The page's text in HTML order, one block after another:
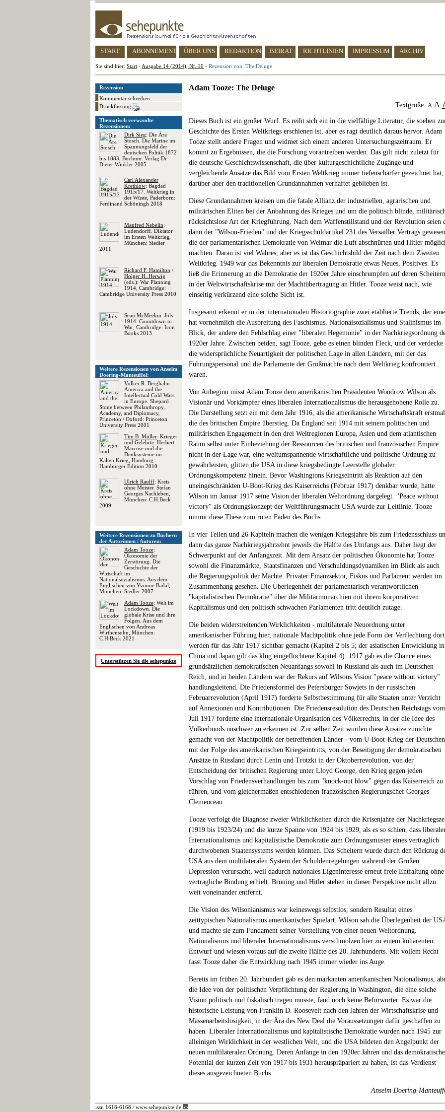
START ABONNEMENT ÜBER UNS REDAKTION BEIRAT RICHTLINIEN IMPRESSUM ARCHIV
Sie sind hier: Start - Ausgabe 14 (2014), Nr. 10 - Rezension von: The Deluge
Rezension
Kommentar schreiben
Druckfassung
Thematisch verwandte
Rezensionen:
Dirk Sieg: Die Ära
Stosch. Die Marine im
Spannungsfeld der
deutschen Politik 1872
bis 1883, Bochum: Verlag Dr.
Dieter Winkler 2005
Carl Alexander
Krethlow: Bagdad
1915/17. Weltkrieg in
der Wüste, Paderborn:
Ferdinand Schöningh 2018
Manfred Nebelin:
Ludendorff. Diktator
im Ersten Weltkrieg,
München: Siedler
2011
Richard F. Hamilton /
Holger H. Herwig
(eds.): War Planning
1914, Cambridge:
Cambridge University Press 2010
Sean McMeekin: July
1914. Countdown to
War, Cambridge: Icon
Books 2013
Weitere Rezensionen von Anselm
Doering-Manteuffel:
Volker R. Berghahn:
America and the
Intellectual Cold Wars
in Europe. Shepard
Stone between Philanthropy,
Academy, and Diplomacy,
Princeton / Oxford: Princeton
University Press 2001
Tim B. Müller: Krieger
und Gelehrte. Herbert
Marcuse und die
Denksysteme im
Kalten Krieg, Hamburg:
Hamburger Edition 2010
Ulrich Raulff: Kreis
ohne Meister. Stefan
Georges Nachleben,
München: C.H.Beck
2009
Weitere Rezensionen zu Büchern
der Autorinnen / Autoren:
Adam Tooze:
Ökonomie der
Zerstörung. Die
Geschichte der
Wirtschaft im
Nationalsozialismus. Aus dem
Englischen von Yvonne Badal,
München: Siedler 2007
Adam Tooze: Welt im
Lockdown. Die
globale Krise und ihre
Folgen. Aus dem
Englischen von Andreas
Wirthensohn, München:
C.H.Beck 2021
Unterstützen Sie die sehepunkte
Adam Tooze: The Deluge
Textgröße: A A
Dieses Buch ist ein großer Wurf. Es reiht sich ein in die vielfältige Literatur, die soeben
Geschichte des Ersten Weltkriegs erschienen ist, aber es ragt deutlich daraus hervor. Adam
Tooze stellt andere Fragen und widmet sich einem anderen Untersuchungszeitraum. Er
kommt zu Ergebnissen, die die Forschung vorantreiben werden. Das gilt nicht zuletzt für
die deutsche Geschichtswissenschaft, die über kulturgeschichtliche Zugänge und
vergleichende Ansätze das Bild vom Ersten Weltkrieg immer tiefenschärfer gezeichnet hat,
darüber aber den traditionellen Grundannahmen verhaftet geblieben ist.
Diese Grundannahmen kreisen um die fatale Allianz der industriellen, agrarischen und
militärischen Eliten bei der Anbahnung des Krieges und um die politisch blinde,
rücksichtslose Art der Kriegführung. Nach dem Waffenstillstand und der Revolution seien
dann der "Wilson-Frieden" und der Kriegsschuldartikel 231 des Versailler Vertrags
die der parlamentarischen Demokratie von Weimar die Luft abschnürten und Hitler
machten. Daran ist viel Wahres, aber es ist das Geschichtsbild der Zeit nach dem Zweiten
Weltkrieg. 1949 war das Bekenntnis zur liberalen Demokratie etwas Neues, Positives. Es
ließ die Erinnerung an die Demokratie der 1920er Jahre einschrumpfen auf deren Scheitern
in der Weltwirtschaftskrise mit der Machtübertragung an Hitler. Tooze weist nach, wie
einseitig verkürzend eine solche Sicht ist.
Insgesamt erkennt er in der internationalen Historiographie zwei etablierte Trends; der eine
hat vornehmlich die Ausbreitung des Faschismus, Nationalsozialismus und Stalinismus im
Blick, der andere den Fehlschlag einer "liberalen Hegemonie" in der Nachkriegsordnung
1920er Jahre. Zwischen beiden, sagt Tooze, gebe es einen blinden Fleck, und der verdecke
die widersprüchliche Neuartigkeit der politischen Lage in allen Ländern, mit der das
Führungspersonal und die Parlamente der Großmächte nach dem Weltkrieg konfrontiert
waren.
Von Anbeginn misst Adam Tooze dem amerikanischen Präsidenten Woodrow Wilson als
Visionär und Vorkämpfer eines liberalen Internationalismus die herausgehobene Rolle zu.
Die Darstellung setzt ein mit dem Jahr 1916, als die amerikanische Wirtschaftskraft
die des britischen Empire überstieg. Da England seit 1914 mit seinem politischen und
militärischen Engagement in den drei Weltregionen Europa, Asien und dem atlantischen
Raum selbst unter Einbeziehung der Ressourcen des britischen und französischen Empire
nicht in der Lage war, eine weltumspannende wirtschaftliche und politische Ordnung zu
gewährleisten, glitten die USA in diese kriegsbedingte Leerstelle globaler
Ordnungskompetenz hinein. Bevor Washingtons Kriegseintritt als Reaktion auf den
uneingeschränkten U-Boot-Krieg des Kaiserreichs (Februar 1917) denkbar wurde, hatte
Wilson im Januar 1917 seine Vision der liberalen Weltordnung dargelegt. "Peace without
victory" als Ordnungskonzept der Weltführungsmacht USA wurde zur Leitlinie. Tooze
nimmt diese These zum roten Faden des Buchs.
In vier Teilen und 26 Kapiteln machen die wenigen Kriegsjahre bis zum Friedensschluss
dann das ganze Nachkriegsjahrzehnt jeweils die Hälfte des Umfangs aus. Daher liegt der
Schwerpunkt auf der Anfangszeit. Mit dem Ansatz der politischen Ökonomie hat Tooze
sowohl die Finanzmärkte, Staatsfinanzen und Verschuldungsdynamiken im Blick als auch
die Regierungspolitik der Mächte. Privater Finanzsektor, Fiskus und Parlament werden im
Zusammenhang gesehen. Die Überlegenheit der parlamentarisch verantwortlichen
"kapitalistischen Demokratie" über die Militärmonarchien mit ihrem korporativen
Kapitalismus und den politisch schwachen Parlamenten tritt deutlich zutage.
Die beiden widerstreitenden Wirklichkeiten - multilaterale Neuordnung unter
amerikanischer Führung hier, nationale Machtpolitik ohne jede Form der Verflechtung
werden für das Jahr 1917 sichtbar gemacht (Kapitel 2 bis 5; der asiatischen Entwicklung in
China und Japan gilt das klug eingeflochtene Kapitel 4). 1917 gab es die Chance eines
grundsätzlichen demokratischen Neuanfangs sowohl in Russland als auch im Deutschen
Reich, und in beiden Ländern war der Rekurs auf Wilsons Vision "peace without victory"
handlungsleitend. Die Friedensformel des Petersburger Sowjets in der russischen
Februarrevolution (April 1917) forderte Selbstbestimmung für alle Staaten unter Verzicht
auf Annexionen und Kontributionen. Die Friedensresolution des Deutschen Reichstags vom
Juli 1917 forderte eine internationale Organisation des Völkerrechts, in der die Idee des
Völkerbunds unschwer zu erkennen ist. Zur selben Zeit wurden diese Ansätze zunichte
gemacht von der Machtpolitik der betreffenden Länder - vom U-Boot-Krieg der Deutschen
mit der Folge des amerikanischen Kriegseintritts, von der Beseitigung der demokratischen
Ansätze in Russland durch Lenin und Trotzki in der Oktoberrevolution, von der
Entscheidung der britischen Regierung unter Lloyd George, den Krieg gegen jeden
Vorschlag von Friedensverhandlungen bis zum "knock-out blow" gegen das Kaiserreich zu
führen, und vom gleichermaßen entschiedenen französischen Regierungschef Georges
Clemenceau.
Tooze verfolgt die Diagnose zweier Wirklichkeiten durch die Krisenjahre der
(1919 bis 1923/24) und die kurze Spanne von 1924 bis 1929, als es so schien, dass
Internationalismus und kapitalistische Demokratie zum Ordnungsmuster eines vertraglich
durchwobenen Staatensystems werden könnten. Das Scheitern wurde durch den Rückzug
USA aus dem multilateralen System der Schuldenregelungen während der Großen
Depression verursacht, weil dadurch nationales Eigeninteresse erneut freie Entfaltung ohne
vertragliche Bindung erhielt. Brüning und Hitler stehen in dieser Perspektive nicht allzu
weit voneinander entfernt.
Die Vision des Wilsonianismus war keineswegs selbstlos, sondern Resultat eines
zeittypischen Nationalismus amerikanischer Spielart. Wilson sah die Überlegenheit der
und machte sie zum Fundament seiner Vorstellung von einer neuen Weltordnung.
Nationalismus und liberaler Internationalismus verschmolzen hier zu einem kohärenten
Entwurf und wiesen voraus auf die zweite Hälfte des 20. Jahrhunderts. Mit vollem Recht
fasst Tooze daher die Entwicklung nach 1945 immer wieder ins Auge.
Bereits im frühen 20. Jahrhundert gab es den markanten amerikanischen Nationalismus,
die Idee von der politischen Verpflichtung der Regierung in Washington, die eine solche
Vision politisch und fiskalisch tragen musste, fand noch keine Befürworter. Es war die
historische Leistung von Franklin D. Roosevelt nach den Jahren der Wirtschaftskrise und
Massenarbeitslosigkeit, in der Ära des New Deal die Voraussetzungen dafür geschaffen zu
haben. Liberaler Internationalismus und kapitalistische Demokratie wurden nach 1945 zur
alleinigen Wirklichkeit in der westlichen Welt, und die USA bildeten den Angelpunkt der
neuen multilateralen Ordnung. Deren Anfänge in den 1920er Jahren und das demokratische
Potential der kurzen Zeit von 1917 bis 1931 herauspräpariert zu haben, ist das Verdienst
dieses ausgezeichneten Buchs.
Anselm Doering-
issn 1618-6168 / www.sehepunkte.de